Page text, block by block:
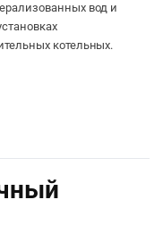
вод и
котельных.